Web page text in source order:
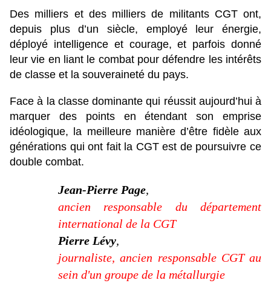
Des milliers et des milliers de militants CGT ont,
depuis plus d’un siècle, employé leur énergie,
déployé intelligence et courage, et parfois donné
leur vie en liant le combat pour défendre les intérêts
de classe et la souveraineté du pays.
Face à la classe dominante qui réussit aujourd’hui à
marquer des points en étendant son emprise
idéologique, la meilleure manière d’être fidèle aux
générations qui ont fait la CGT est de poursuivre ce
double combat.
Jean-Pierre Page,
ancien responsable du département
international de la CGT
Pierre Lévy,
journaliste, ancien responsable CGT au
sein d'un groupe de la métallurgie